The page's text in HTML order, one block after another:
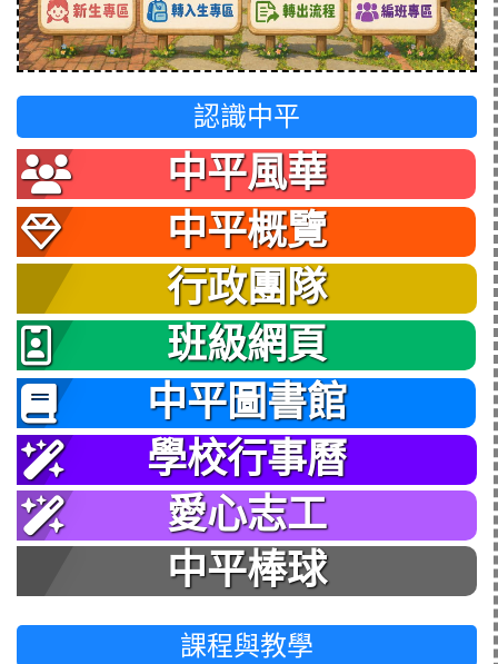
認識中平
中平風華
中平概覽
行政團隊
班級網頁
中平圖書館
學校行事曆
愛心志工
中平棒球
課程與教學